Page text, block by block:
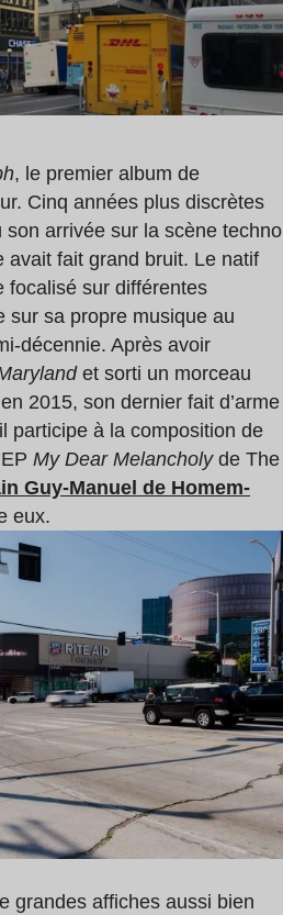
, le premier album de
Cinq années plus discrètes
arrivée sur la scène techno
avait fait grand bruit. Le natif
focalisé sur différentes
sur sa propre musique au
décennie. Après avoir
et sorti un morceau
2015, son dernier fait d’arme
participe à la composition de
My Dear Melancholyde The
Guy-Manuel de Homem-
eux.
grandes affiches aussi bien